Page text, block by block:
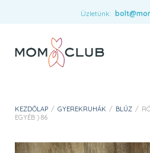
Üzletünk:
KEZDŐLAP / GYEREKRUHÁK / BLÚZ /
EGYÉB ) 86